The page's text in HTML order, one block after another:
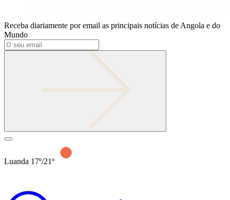
Receba diariamente por email as principais notícias de Angola e do
Mundo
Luanda 17º/21º